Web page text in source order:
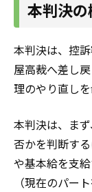
本判決
本判決は、控
屋高裁へ差し
理のやり直しを
本判決は、ま
否かを判断す
や基本給を支
（現在のパー